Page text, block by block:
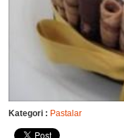
Kategori : Pastalar